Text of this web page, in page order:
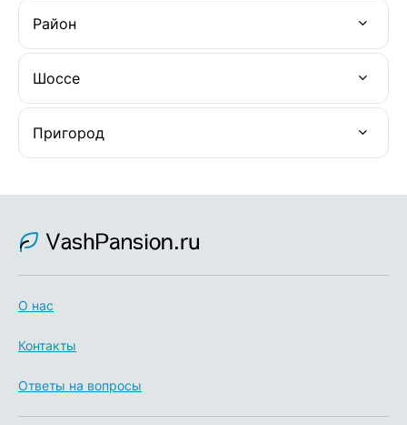
Район
Шоссе
Пригород
О нас
Контакты
Ответы на вопросы